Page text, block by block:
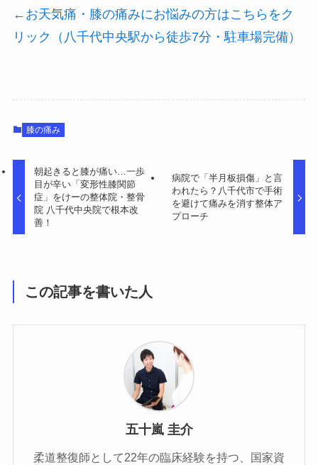
←お天気痛・膝の痛みにお悩みの方はこちらをク
リック（八千代中央駅から徒歩7分・駐車場完備）
膝の痛み
朝起きると膝が痛い…一歩
目が辛い「変形性膝関節
症」をけーの整体院・整骨
院 八千代中央院で根本改
善！
病院で「半月板損傷」と言
われたら？八千代市で手術
を避けて痛みを消す整体ア
プローチ
この記事を書いた人
五十嵐 圭介
柔道整復師として22年の臨床経験を持つ、国家資